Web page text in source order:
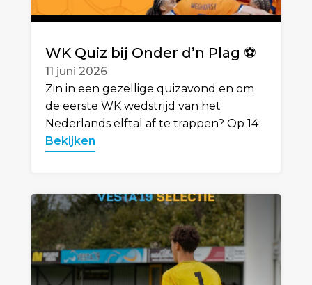
WK Quiz bij Onder d’n Plag ⚽️
11 juni 2026
Zin in een gezellige quizavond en om
de eerste WK wedstrijd van het
Nederlands elftal af te trappen? Op 14
Bekijken